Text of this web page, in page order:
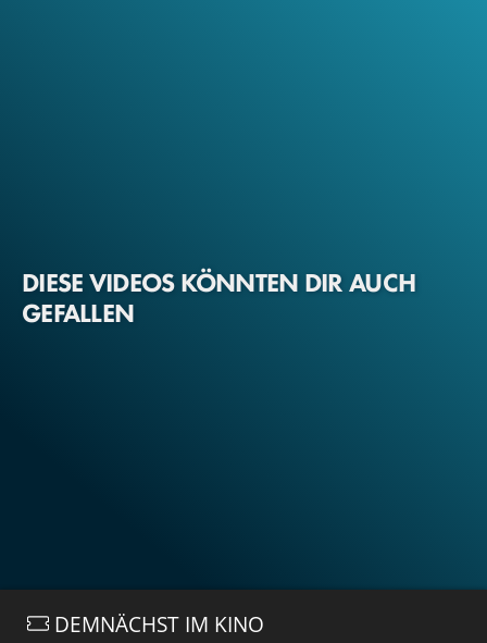
DIESE VIDEOS KÖNNTEN DIR AUCH
GEFALLEN
DEMNÄCHST IM KINO